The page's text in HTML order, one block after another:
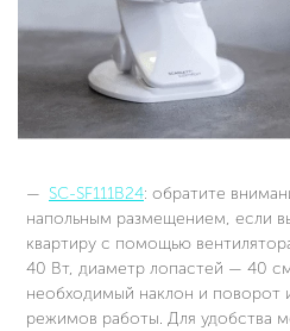
SC-SF111B24: обратите
напольным размещением, если
квартиру с помощью
40 Вт, диаметр лопастей — 40
необходимый наклон и поворот
режимов работы. Для удобства